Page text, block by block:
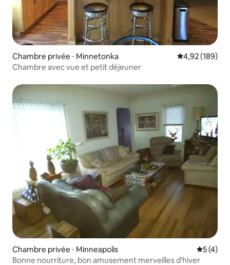
Chambre privée ⋅ Minnetonka Évaluation
4,92 (189)
Chambre avec vue et petit déjeuner
Chambre privée ⋅ Minneapolis
5 (4)
Bonne nourriture, bon amusement merveilles d'hiver